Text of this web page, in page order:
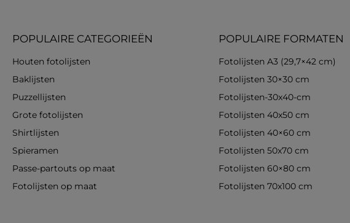
POPULAIRE CATEGORIEËN
Houten fotolijsten
Baklijsten
Puzzellijsten
Grote fotolijsten
Shirtlijsten
Spieramen
Passe-partouts op maat
Fotolijsten op maat
POPULAIRE FORMATEN
Fotolijsten A3 (29,7×42 cm)
Fotolijsten 30×30 cm
Fotolijsten-30x40-cm
Fotolijsten 40x50 cm
Fotolijsten 40×60 cm
Fotolijsten 50x70 cm
Fotolijsten 60×80 cm
Fotolijsten 70x100 cm